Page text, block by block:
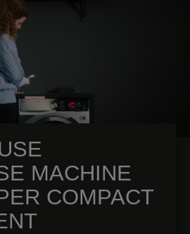
MACHINE
COMPACT